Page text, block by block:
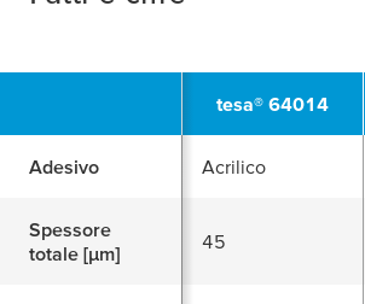
tesa® 64014
Adesivo Acrilico
Spessore
totale [μm]
45